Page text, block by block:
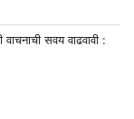
सवय वाढवावी :